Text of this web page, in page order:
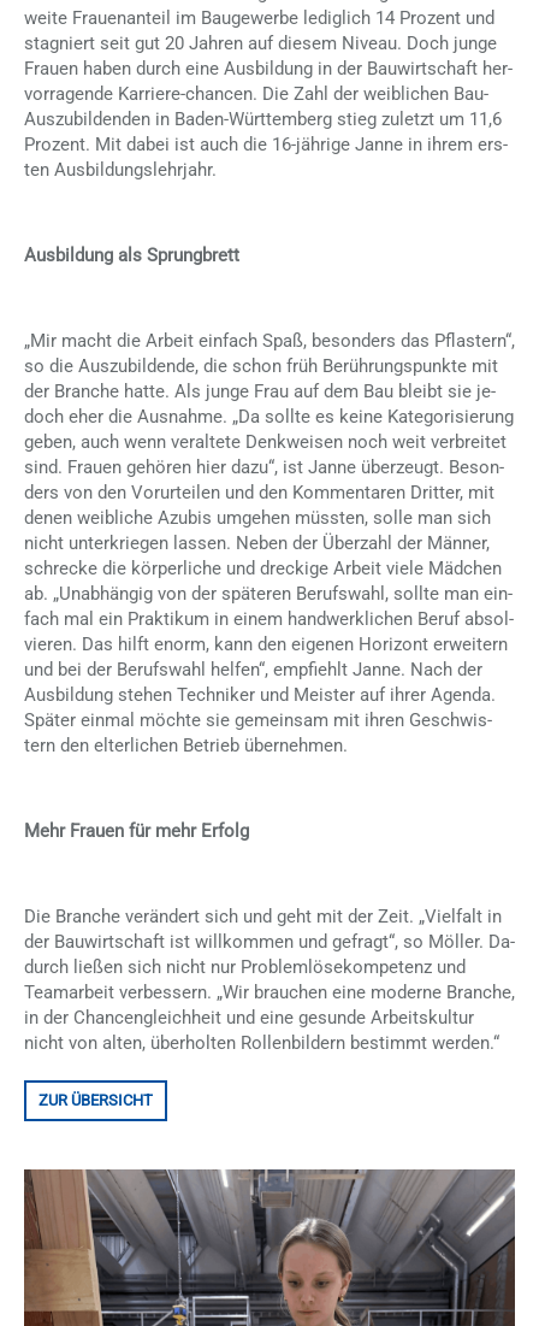
wei­te Frau­en­an­teil im Bau­ge­wer­be le­dig­lich 14 Pro­zent und
sta­gniert seit gut 20 Jah­ren auf die­sem Ni­veau. Doch jun­ge
Frau­en ha­ben durch eine Aus­bil­dung in der Bau­wirt­schaft her­
vor­ra­gen­de Kar­rie­re-chan­cen. Die Zahl der weib­li­chen Bau-
Aus­zu­bil­den­den in Ba­den-Würt­tem­berg stieg zu­letzt um 11,6
Pro­zent. Mit da­bei ist auch die 16-jäh­ri­ge Jan­ne in ih­rem ers­
ten Aus­bil­dungs­lehr­jahr.
Ausbildung als Sprungbrett
„Mir macht die Ar­beit ein­fach Spaß, be­son­ders das Pflas­tern“,
so die Aus­zu­bil­den­de, die schon früh Be­rüh­rungs­punk­te mit
der Bran­che hat­te. Als jun­ge Frau auf dem Bau bleibt sie je­
doch eher die Aus­nah­me. „Da soll­te es kei­ne Ka­te­go­ri­sie­rung
ge­ben, auch wenn ver­al­te­te Denk­wei­sen noch weit ver­brei­tet
sind. Frau­en ge­hö­ren hier dazu“, ist Jan­ne über­zeugt. Be­son­
ders von den Vor­ur­tei­len und den Kom­men­ta­ren Drit­ter, mit
de­nen weib­li­che Azu­bis um­ge­hen müss­ten, sol­le man sich
nicht un­ter­krie­gen las­sen. Ne­ben der Über­zahl der Män­ner,
schre­cke die kör­per­li­che und dre­cki­ge Ar­beit vie­le Mäd­chen
ab. „Un­ab­hän­gig von der spä­te­ren Be­rufs­wahl, soll­te man ein­
fach mal ein Prak­ti­kum in ei­nem hand­werk­li­chen Be­ruf ab­sol­
vie­ren. Das hilft enorm, kann den ei­ge­nen Ho­ri­zont er­wei­tern
und bei der Be­rufs­wahl hel­fen“, emp­fiehlt Jan­ne. Nach der
Aus­bil­dung ste­hen Tech­ni­ker und Meis­ter auf ih­rer Agen­da.
Spä­ter ein­mal möch­te sie ge­mein­sam mit ih­ren Ge­schwis­
tern den el­ter­li­chen Be­trieb über­neh­men.
Mehr Frauen für mehr Erfolg
Die Bran­che ver­än­dert sich und geht mit der Zeit. „Viel­falt in
der Bau­wirt­schaft ist will­kom­men und ge­fragt“, so Möl­ler. Da­
durch lie­ßen sich nicht nur Pro­blem­lö­se­kom­pe­tenz und
Team­ar­beit ver­bes­sern. „Wir brau­chen eine mo­der­ne Bran­che,
in der Chan­cen­gleich­heit und eine ge­sun­de Ar­beits­kul­tur
nicht von al­ten, über­hol­ten Rol­len­bil­dern be­stimmt wer­den.“
ZUR ÜBERSICHT